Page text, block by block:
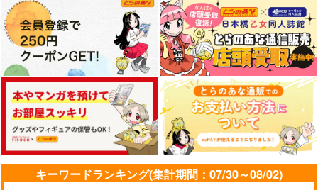
イデア×アズール
サンプル
（税込）
イデア×アズール
サンプル
作品詳細
イデア×アズール
サンプル
作品詳細
その他
イデア×アズール
サンプル
カート
その他
イデア×アズール
サンプル
カート
その他
イデア×アズール
サンプル
カート
キーワードランキング(集計期間：07/30～08/02)